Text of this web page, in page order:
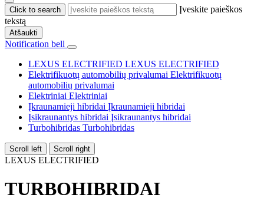
Click to search
Įveskite paieškos
tekstą
Atšaukti
Notification bell
LEXUS ELECTRIFIED LEXUS ELECTRIFIED
Elektrifikuotų automobilių privalumai Elektrifikuotų
automobilių privalumai
Elektriniai Elektriniai
Įkraunamieji hibridai Įkraunamieji hibridai
Įsikraunantys hibridai Įsikraunantys hibridai
Turbohibridas Turbohibridas
Scroll left Scroll right
LEXUS ELECTRIFIED
TURBOHIBRIDAI